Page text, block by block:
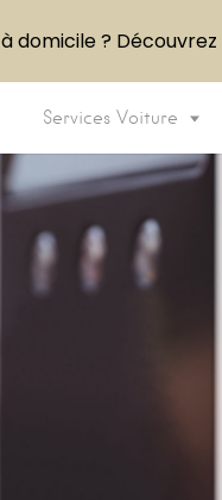
Services Voiture
à domicile ? Découvrez